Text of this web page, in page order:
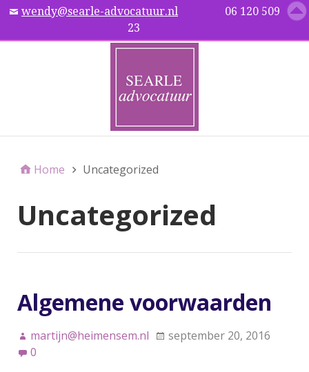
Menu
Home Uncategorized
Uncategorized
Algemene voorwaarden
martijn@heimensem.nl
september 20, 2016
0
wendy@searle-advocatuur.nl 06 120 509
23